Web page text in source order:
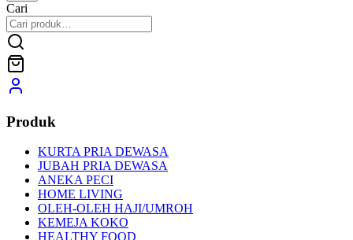
Cari
Produk
KURTA PRIA DEWASA
JUBAH PRIA DEWASA
ANEKA PECI
HOME LIVING
OLEH-OLEH HAJI/UMROH
KEMEJA KOKO
HEALTHY FOOD